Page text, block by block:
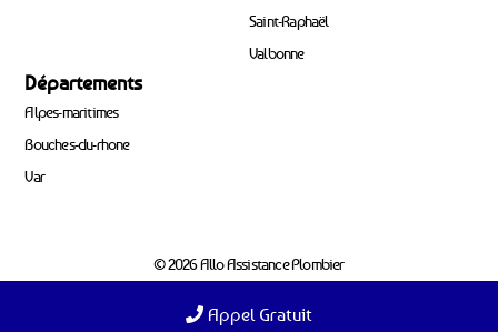
Appel Gratuit
Saint-Raphaël
Valbonne
Départements
Alpes-maritimes
Bouches-du-rhone
Var
© 2026 Allo Assistance Plombier